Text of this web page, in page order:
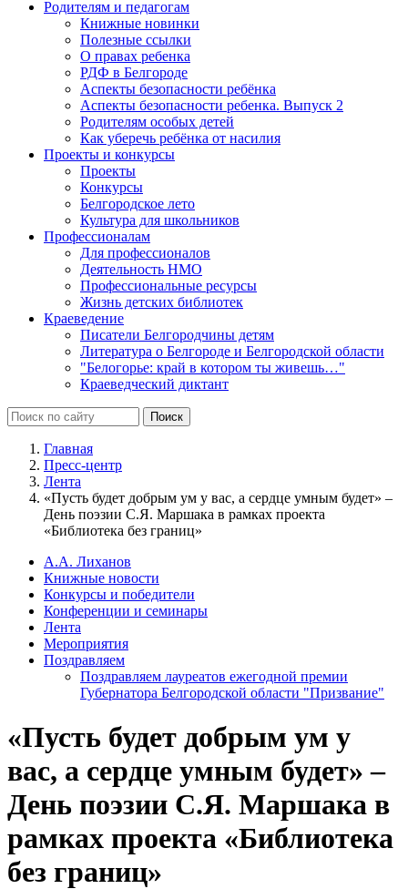
Родителям и педагогам
Книжные новинки
Полезные ссылки
О правах ребенка
РДФ в Белгороде
Аспекты безопасности ребёнка
Аспекты безопасности ребенка. Выпуск 2
Родителям особых детей
Как уберечь ребёнка от насилия
Проекты и конкурсы
Проекты
Конкурсы
Белгородское лето
Культура для школьников
Профессионалам
Для профессионалов
Деятельность НМО
Профессиональные ресурсы
Жизнь детских библиотек
Краеведение
Писатели Белгородчины детям
Литература о Белгороде и Белгородской области
"Белогорье: край в котором ты живешь…"
Краеведческий диктант
Главная
Пресс-центр
Лента
«Пусть будет добрым ум у вас, а сердце умным будет» –
День поэзии С.Я. Маршака в рамках проекта
«Библиотека без границ»
А.А. Лиханов
Книжные новости
Конкурсы и победители
Конференции и семинары
Лента
Мероприятия
Поздравляем
Поздравляем лауреатов ежегодной премии
Губернатора Белгородской области "Призвание"
«Пусть будет добрым ум у
вас, а сердце умным будет» –
День поэзии С.Я. Маршака в
рамках проекта «Библиотека
без границ»